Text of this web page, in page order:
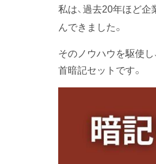
私は、過去20年ほど
んできました。
そのノウハウを駆使
首暗記セットです。